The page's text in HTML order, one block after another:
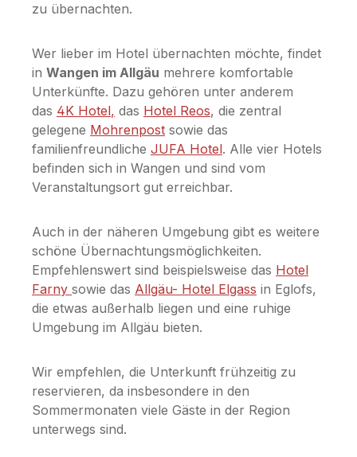
zu übernachten.
Wer lieber im Hotel übernachten möchte, findet
in Wangen im Allgäu mehrere komfortable
Unterkünfte. Dazu gehören unter anderem
das 4K Hotel, das Hotel Reos, die zentral
gelegene Mohrenpost sowie das
familienfreundliche JUFA Hotel. Alle vier Hotels
befinden sich in Wangen und sind vom
Veranstaltungsort gut erreichbar.
Auch in der näheren Umgebung gibt es weitere
schöne Übernachtungsmöglichkeiten.
Empfehlenswert sind beispielsweise das Hotel
Farny sowie das Allgäu- Hotel Elgass in Eglofs,
die etwas außerhalb liegen und eine ruhige
Umgebung im Allgäu bieten.
Wir empfehlen, die Unterkunft frühzeitig zu
reservieren, da insbesondere in den
Sommermonaten viele Gäste in der Region
unterwegs sind.